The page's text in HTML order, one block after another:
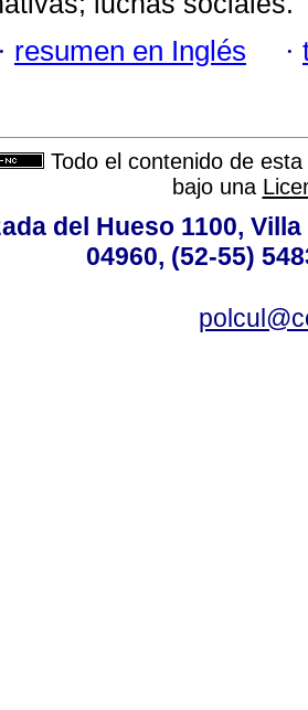
· resumen en Inglés ·
Todo el contenido de
bajo una
del Hueso 1100,
04960, (52-55)